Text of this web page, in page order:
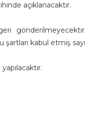
açıklanacaktır.
şartları kabul etmiş